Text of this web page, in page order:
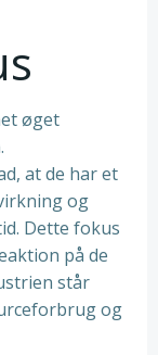
øget
at de har et
og
Dette fokus
på de
står
og